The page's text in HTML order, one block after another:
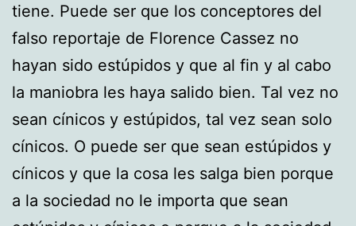
tiene. Puede ser que los conceptores del
falso reportaje de Florence Cassez no
hayan sido estúpidos y que al fin y al cabo
la maniobra les haya salido bien. Tal vez no
sean cínicos y estúpidos, tal vez sean solo
cínicos. O puede ser que sean estúpidos y
cínicos y que la cosa les salga bien porque
a la sociedad no le importa que sean